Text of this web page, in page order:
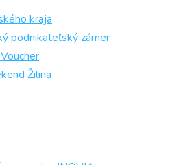
kraja
podnikateľský zámer
Žilina